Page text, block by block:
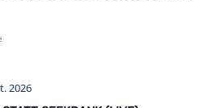
2026